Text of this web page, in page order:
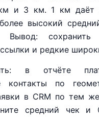
и 3 км. 1 км даёт
высокий
Вывод: сохранить
и редкие
в отчёте
контакты по
в CRM по тем
средний чек и